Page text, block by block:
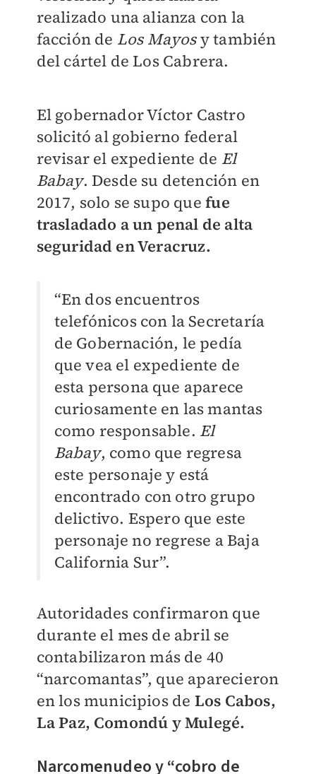
realizado una alianza con la
facción de Los Mayosy también
del cártel de Los Cabrera.
El gobernador Víctor Castro
solicitó al gobierno federal
revisar el expediente de El
Babay. Desde su detención en
2017, solo se supo quefue
trasladado a un penal de alta
seguridad en Veracruz.
“En dos encuentros
telefónicos con la Secretaría
de Gobernación, le pedía
que vea el expediente de
esta persona que aparece
curiosamente en las mantas
como responsable. El
Babay, como que regresa
este personaje y está
encontrado con otro grupo
delictivo. Espero que este
personaje no regrese a Baja
California Sur”.
Autoridades confirmaron que
durante el mes de abril se
contabilizaron más de 40
“narcomantas”, que aparecieron
en los municipios de Los Cabos,
La Paz, Comondú y Mulegé.
Narcomenudeo y “cobro de